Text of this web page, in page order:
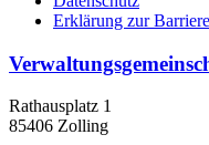
Erklärung zur
Rathausplatz 1
85406 Zolling